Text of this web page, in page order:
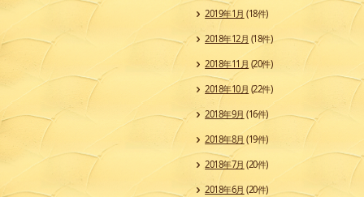
2019年1月 (18件)
2018年12月 (18件)
2018年11月 (20件)
2018年10月 (22件)
2018年9月 (16件)
2018年8月 (19件)
2018年7月 (20件)
2018年6月 (20件)